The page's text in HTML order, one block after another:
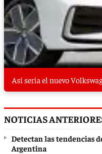
Así sería el nuevo
NOTICIAS
Detectan las tendencias
Argentina